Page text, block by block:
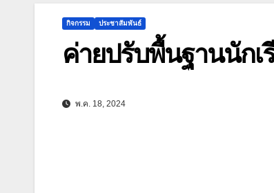
กิจกรรม ประชาสัมพันธ์
ค่ายปรับพื้นฐานนัก
พ.ค. 18, 2024